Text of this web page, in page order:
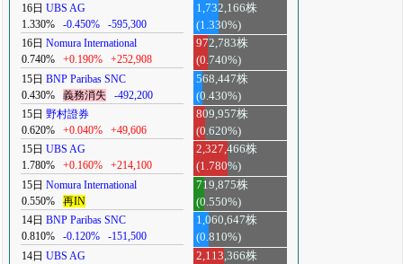
16日 UBS AG
1.330%
-0.450% -595,300
1,732,166株
(1.330%)
16日 Nomura International
0.740%
+0.190% +252,908
972,783株
(0.740%)
15日 BNP Paribas SNC
0.430%
義務消失 -492,200
568,447株
(0.430%)
15日 野村證券
0.620%
+0.040% +49,606
809,957株
(0.620%)
15日 UBS AG
1.780%
+0.160% +214,100
2,327,466株
(1.780%)
15日 Nomura International
0.550%
再IN
719,875株
(0.550%)
14日 BNP Paribas SNC
0.810%
-0.120% -151,500
1,060,647株
(0.810%)
14日 UBS AG
2,113,366株